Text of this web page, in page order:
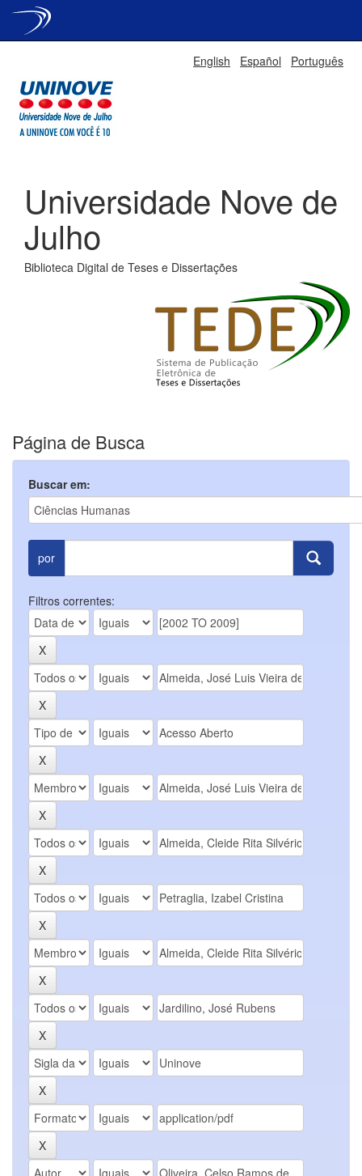
English Español Português
Universidade Nove de
Julho
Biblioteca Digital de Teses e Dissertações
Página de Busca
Buscar em:
por
Filtros correntes: